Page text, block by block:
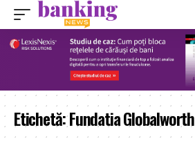
Etichetă:Fundatia Globalworth